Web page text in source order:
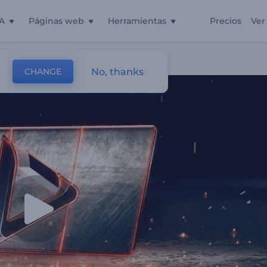
Páginas web Herramientas Precios Ver
CHANGE No, thanks